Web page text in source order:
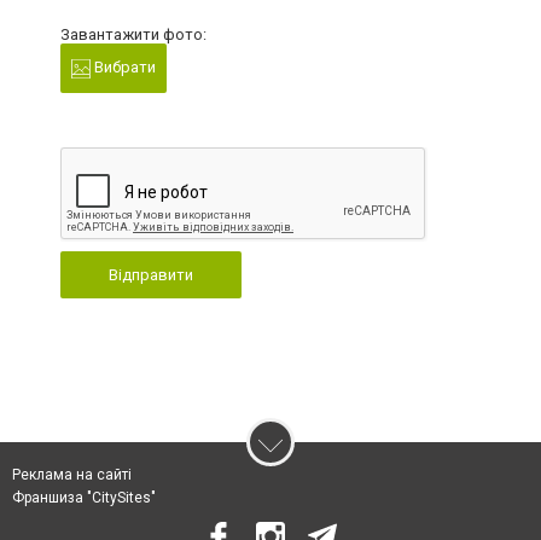
Завантажити фото:
Вибрати
Відправити
Реклама на сайті
Франшиза "CitySites"